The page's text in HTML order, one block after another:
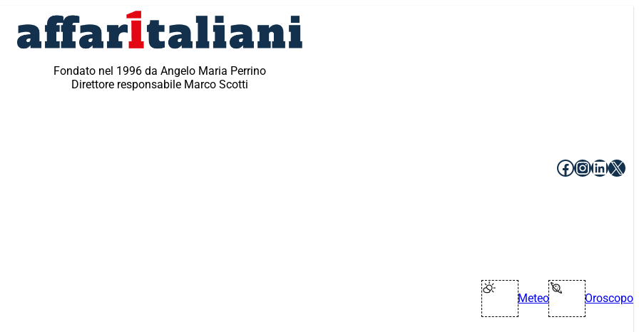
Fondato nel 1996 da Angelo Maria Perrino
Direttore responsabile Marco Scotti
Facebook
X
Meteo Oroscopo